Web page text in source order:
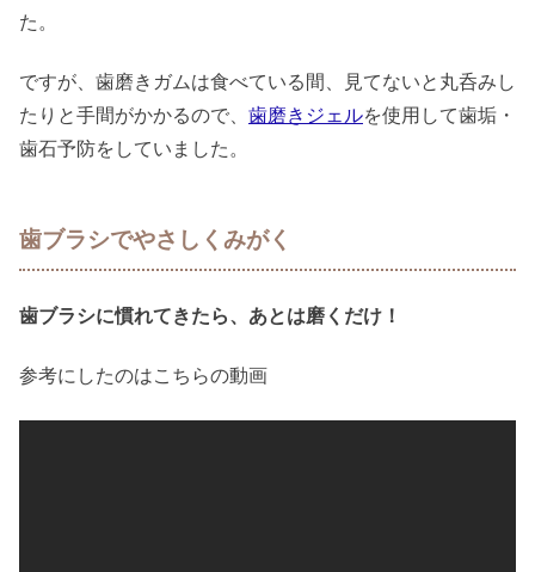
た。
ですが、歯磨きガムは食べている間、見てないと丸呑みし
たりと手間がかかるので、 歯磨きジェルを使用して歯垢・
歯石予防をしていました。
歯ブラシでやさしくみがく
歯ブラシに慣れてきたら、あとは磨くだけ！
参考にしたのはこちらの動画